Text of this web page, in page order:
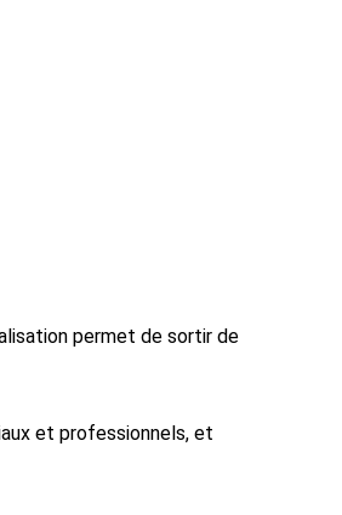
permet de sortir de
et professionnels, et